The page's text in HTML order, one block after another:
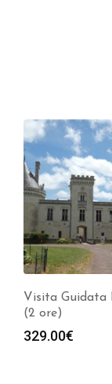
Visita Guidata
(2 ore)
329.00€